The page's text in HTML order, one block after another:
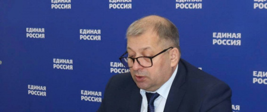
Перейти к основному содержанию